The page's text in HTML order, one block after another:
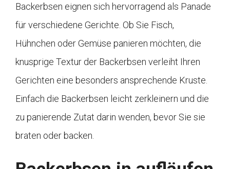
Backerbsen eignen sich hervorragend als Panade
für verschiedene Gerichte. Ob Sie Fisch,
Hühnchen oder Gemüse panieren möchten, die
knusprige Textur der Backerbsen verleiht Ihren
Gerichten eine besonders ansprechende Kruste.
Einfach die Backerbsen leicht zerkleinern und die
zu panierende Zutat darin wenden, bevor Sie sie
braten oder backen.